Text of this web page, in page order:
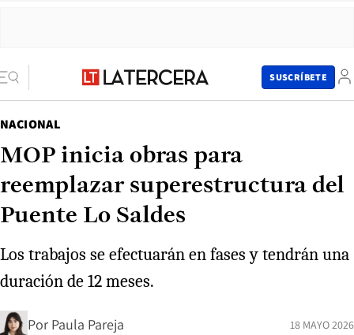
SUSCRÍBETE
NACIONAL
MOP inicia obras para
reemplazar superestructura del
Puente Lo Saldes
Los trabajos se efectuarán en fases y tendrán una
duración de 12 meses.
Por Paula Pareja 18 MAYO 2026